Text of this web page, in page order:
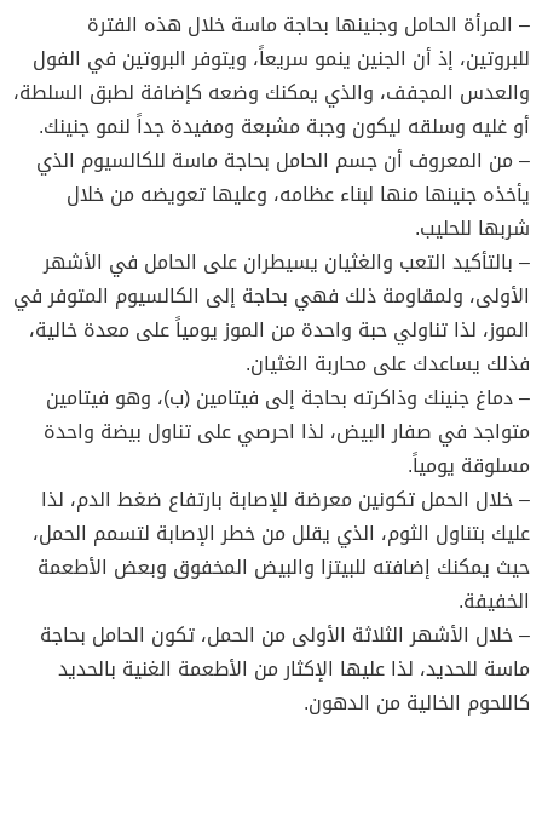
– المرأة الحامل وجنينها بحاجة ماسة خلال هذه الفترة
للبروتين، إذ أن الجنين ينمو سريعاً، ويتوفر البروتين في الفول
والعدس المجفف، والذي يمكنك وضعه كإضافة لطبق السلطة،
أو غليه وسلقه ليكون وجبة مشبعة ومفيدة جداً لنمو جنينك.
– من المعروف أن جسم الحامل بحاجة ماسة للكالسيوم الذي
يأخذه جنينها منها لبناء عظامه، وعليها تعويضه من خلال
شربها للحليب.
– بالتأكيد التعب والغثيان يسيطران على الحامل في الأشهر
الأولى، ولمقاومة ذلك فهي بحاجة إلى الكالسيوم المتوفر في
الموز، لذا تناولي حبة واحدة من الموز يومياً على معدة خالية،
فذلك يساعدك على محاربة الغثيان.
– دماغ جنينك وذاكرته بحاجة إلى فيتامين (ب)، وهو فيتامين
متواجد في صفار البيض، لذا احرصي على تناول بيضة واحدة
مسلوقة يومياً.
– خلال الحمل تكونين معرضة للإصابة بارتفاع ضغط الدم، لذا
عليك بتناول الثوم، الذي يقلل من خطر الإصابة لتسمم الحمل،
حيث يمكنك إضافته للبيتزا والبيض المخفوق وبعض الأطعمة
الخفيفة.
– خلال الأشهر الثلاثة الأولى من الحمل، تكون الحامل بحاجة
ماسة للحديد، لذا عليها الإكثار من الأطعمة الغنية بالحديد
كاللحوم الخالية من الدهون.